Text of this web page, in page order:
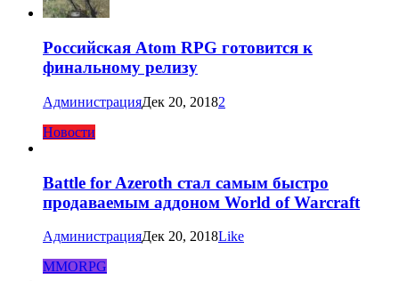
Российская Atom RPG готовится к
финальному релизу
АдминистрацияДек 20, 20182
Новости
Battle for Azeroth стал самым быстро
продаваемым аддоном World of Warcraft
АдминистрацияДек 20, 2018Like
MMORPG